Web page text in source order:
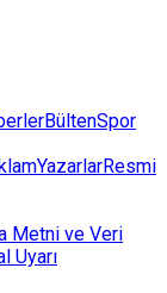
BültenSpor
YazarlarResmi
Metni ve Veri
Uyarı